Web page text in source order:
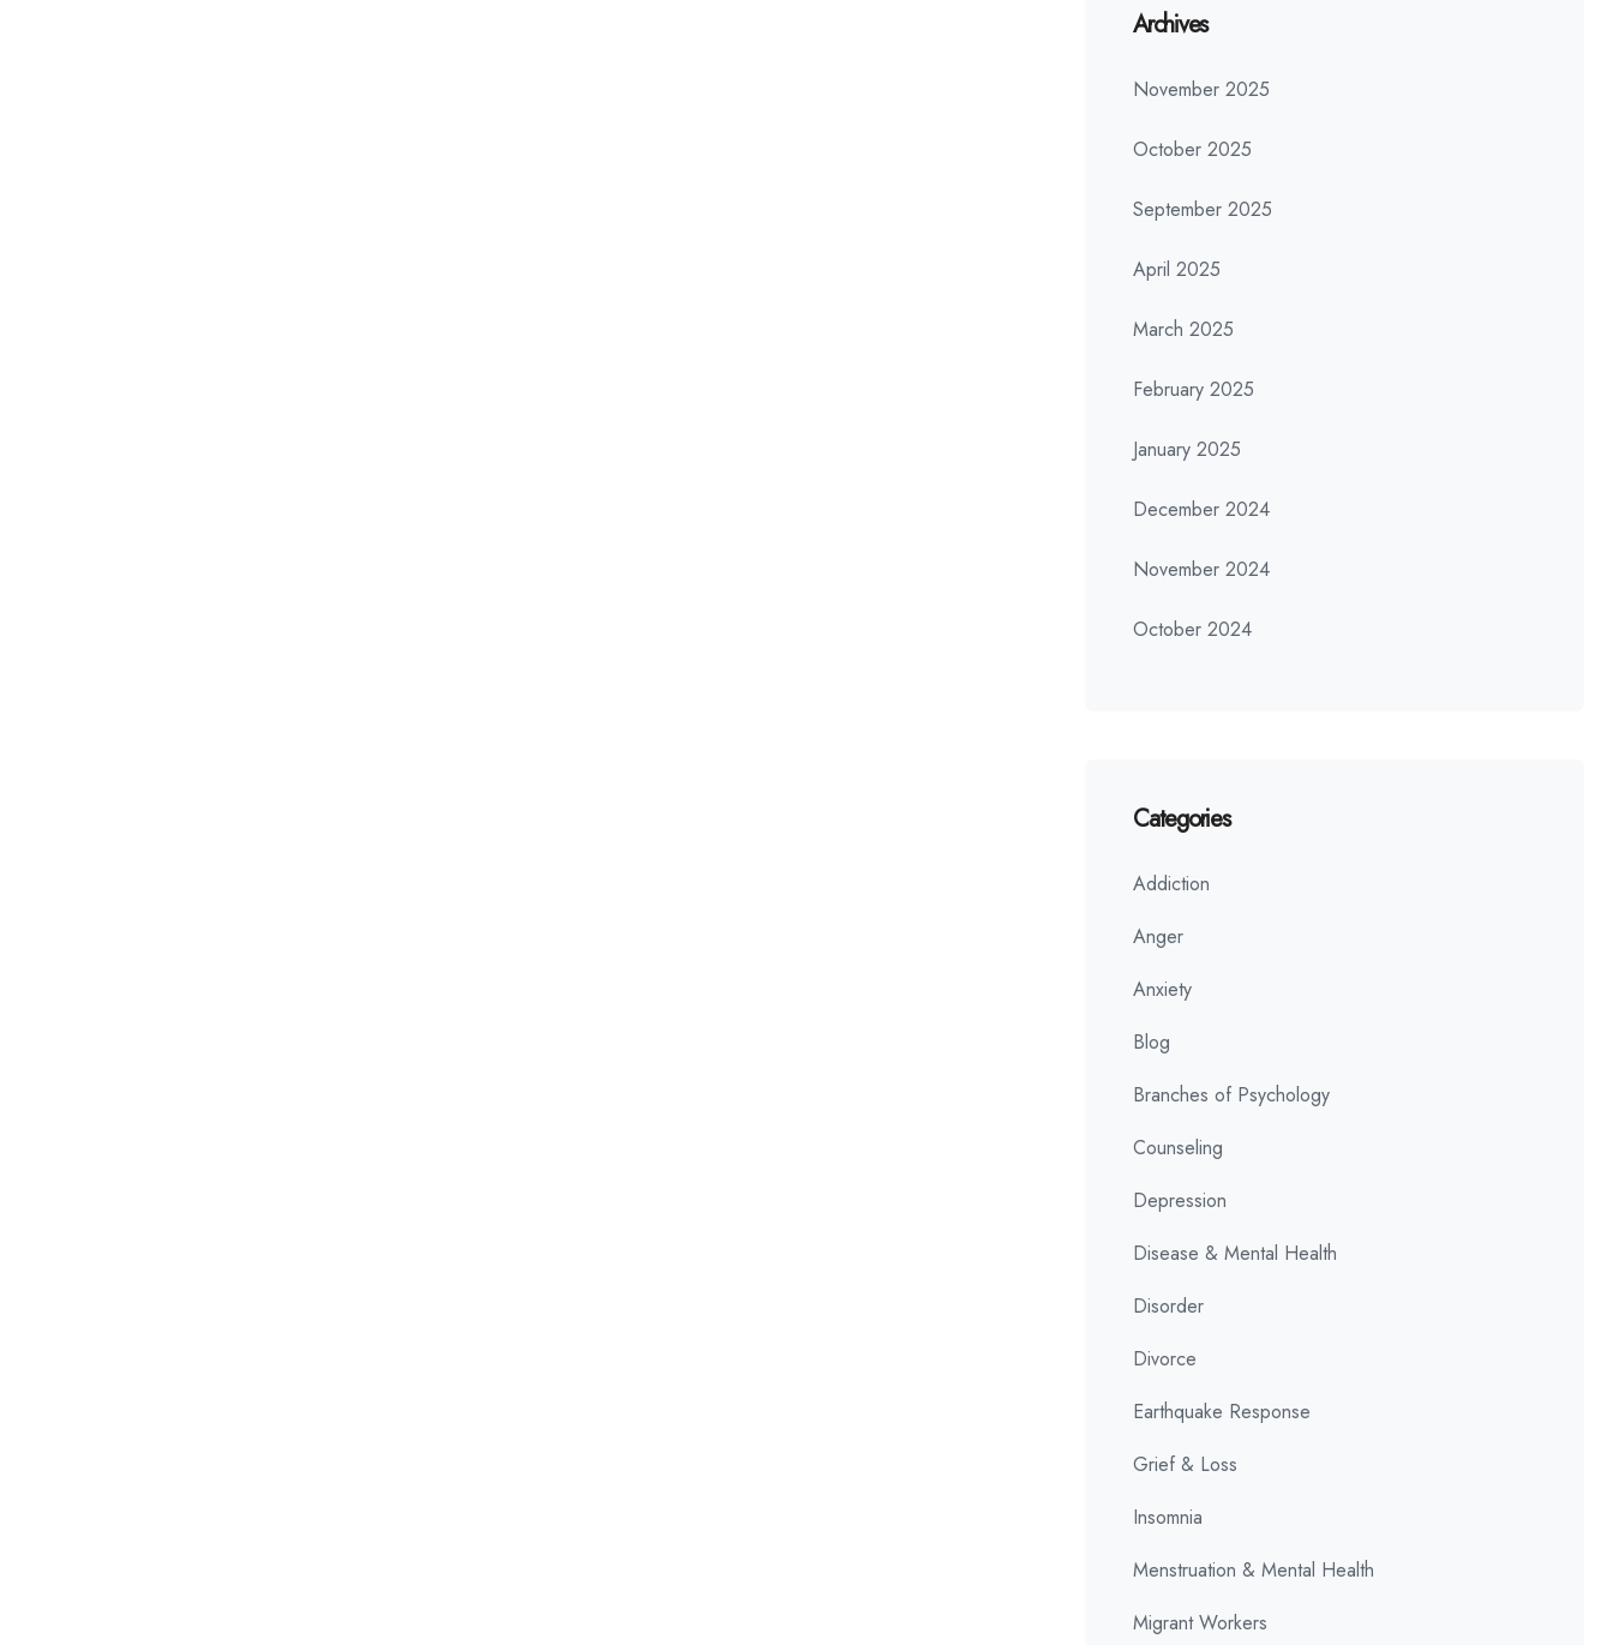
Archives
November 2025
October 2025
September 2025
April 2025
March 2025
February 2025
January 2025
December 2024
November 2024
October 2024
Categories
Addiction
Anger
Anxiety
Blog
Branches of Psychology
Counseling
Depression
Disease & Mental Health
Disorder
Divorce
Earthquake Response
Grief & Loss
Insomnia
Menstruation & Mental Health
Migrant Workers